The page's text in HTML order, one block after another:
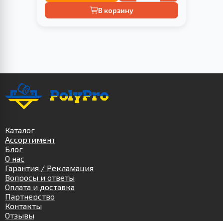
В корзину
Каталог
Ассортимент
Блог
О нас
Гарантия / Рекламация
Вопросы и ответы
Оплата и доставка
Партнерство
Контакты
Отзывы